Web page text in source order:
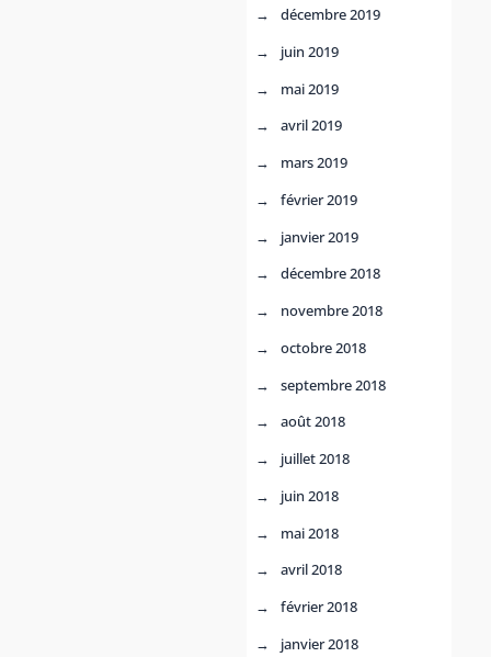
décembre 2019
juin 2019
mai 2019
avril 2019
mars 2019
février 2019
janvier 2019
décembre 2018
novembre 2018
octobre 2018
septembre 2018
août 2018
juillet 2018
juin 2018
mai 2018
avril 2018
février 2018
janvier 2018